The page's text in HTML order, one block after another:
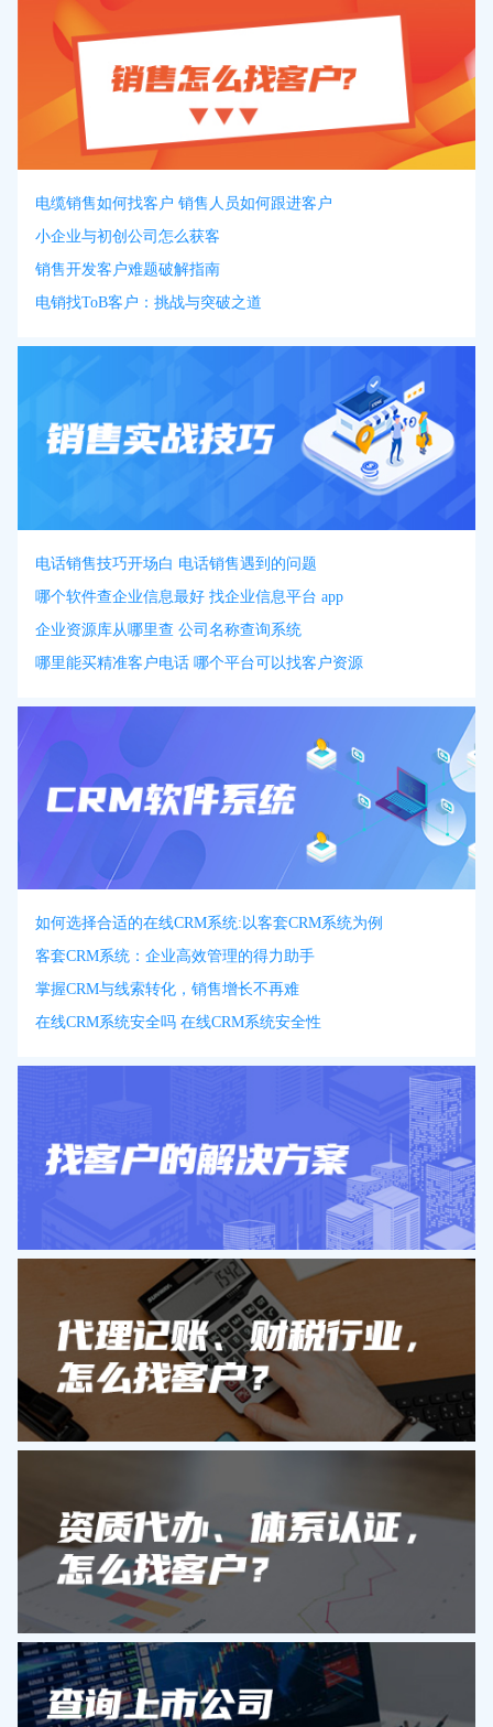
电缆销售如何找客户 销售人员如何跟进客户
小企业与初创公司怎么获客
销售开发客户难题破解指南
电销找ToB客户：挑战与突破之道
电话销售技巧开场白 电话销售遇到的问题
哪个软件查企业信息最好 找企业信息平台 app
企业资源库从哪里查 公司名称查询系统
哪里能买精准客户电话 哪个平台可以找客户资源
如何选择合适的在线CRM系统:以客套CRM系统为例
客套CRM系统：企业高效管理的得力助手
掌握CRM与线索转化，销售增长不再难
在线CRM系统安全吗 在线CRM系统安全性